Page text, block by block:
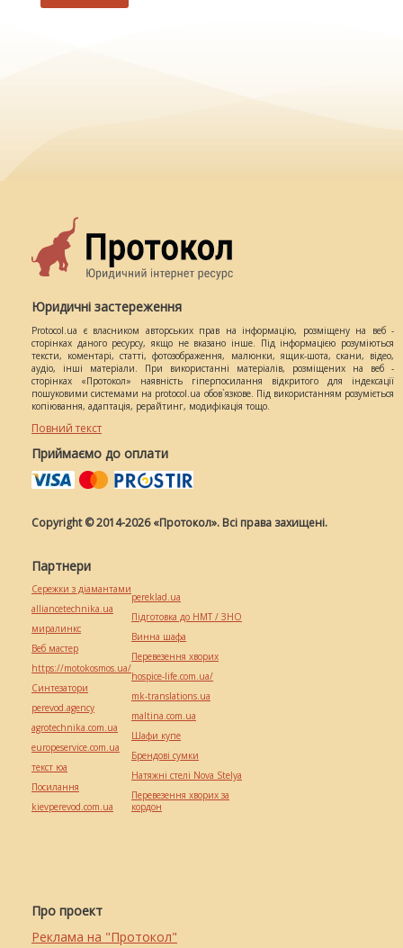
Юридичні застереження
Protocol.ua є власником авторських прав на інформацію, розміщену на веб -
сторінках даного ресурсу, якщо не вказано інше. Під інформацією розуміються
тексти, коментарі, статті, фотозображення, малюнки, ящик-шота, скани, відео,
аудіо, інші матеріали. При використанні матеріалів, розміщених на веб -
сторінках «Протокол» наявність гіперпосилання відкритого для індексації
пошуковими системами на protocol.ua обов`язкове. Під використанням розуміється
копіювання, адаптація, рерайтинг, модифікація тощо.
Повний текст
Приймаємо до оплати
Copyright © 2014-2026 «Протокол». Всі права захищені.
Про проект
Реклама на "Протокол"
Партнери
Сережки з діамантами
alliancetechnika.ua
миралинкс
Веб мастер
https://motokosmos.ua/
Синтезатори
perevod.agency
agrotechnika.com.ua
europeservice.com.ua
текст юа
Посилання
kievperevod.com.ua
pereklad.ua
Підготовка до НМТ / ЗНО
Винна шафа
Перевезення хворих
hospice-life.com.ua/
mk-translations.ua
maltina.com.ua
Шафи купе
Брендові сумки
Натяжні стелі Nova Stelya
Перевезення хворих за
кордон